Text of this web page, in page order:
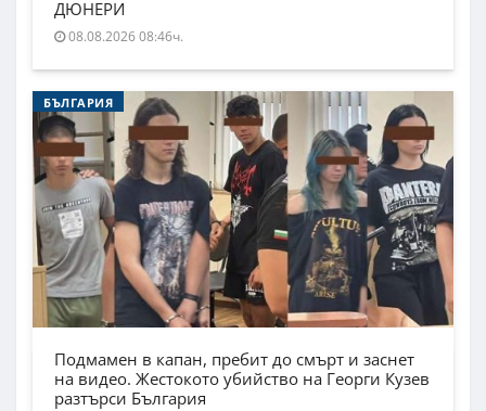
ДЮНЕРИ
08.08.2026 08:46ч.
БЪЛГАРИЯ
Подмамен в капан, пребит до смърт и заснет
на видео. Жестокото убийство на Георги Кузев
разтърси България